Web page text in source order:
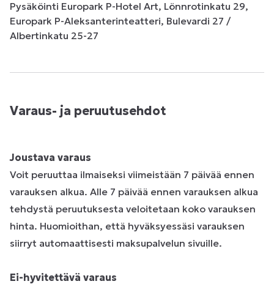
Pysäköinti Europark P-Hotel Art, Lönnrotinkatu 29,
Europark P-Aleksanterinteatteri, Bulevardi 27 /
Albertinkatu 25-27
Varaus- ja peruutusehdot
Joustava varaus
Voit peruuttaa ilmaiseksi viimeistään 7 päivää ennen
varauksen alkua. Alle 7 päivää ennen varauksen alkua
tehdystä peruutuksesta veloitetaan koko varauksen
hinta. Huomioithan, että hyväksyessäsi varauksen
siirryt automaattisesti maksupalvelun sivuille.
Ei-hyvitettävä varaus